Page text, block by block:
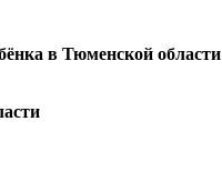
в Тюменской области